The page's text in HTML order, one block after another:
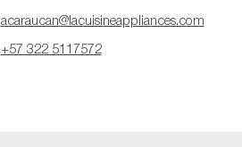
acaraucan@lacuisineappliances.com
+57 322 5117572